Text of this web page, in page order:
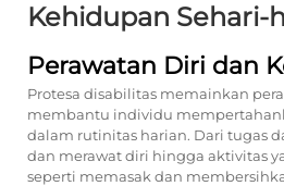
Kehidupan Sehari-
Perawatan Diri dan
Protesa disabilitas memainkan
membantu individu
dalam rutinitas harian. Dari tugas
dan merawat diri hingga aktivitas
seperti memasak dan